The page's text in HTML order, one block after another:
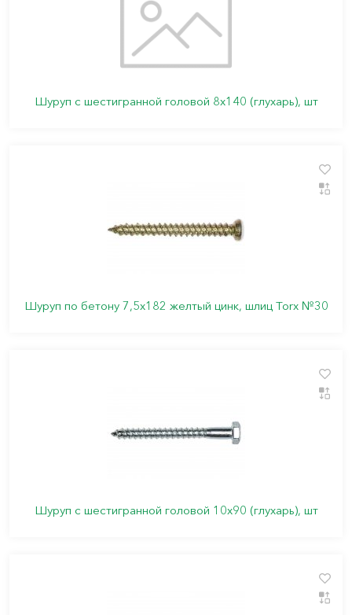
Шуруп с шестигранной головой 8х140 (глухарь), шт
Шуруп по бетону 7,5х182 желтый цинк, шлиц Torx №30
Шуруп с шестигранной головой 10х90 (глухарь), шт